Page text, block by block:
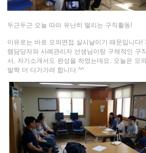
두근두근 오늘 따라 유난히 떨리는 구직활동!
이유로는 바로 모의면접 실시날이기 때문입니다!
램담당자와 사례관리자 선생님이랑 구체적인 구
서, 자기소개서도 완성을 하였는데요. 오늘은 모
발짝 더 다가가려 합니다.^^